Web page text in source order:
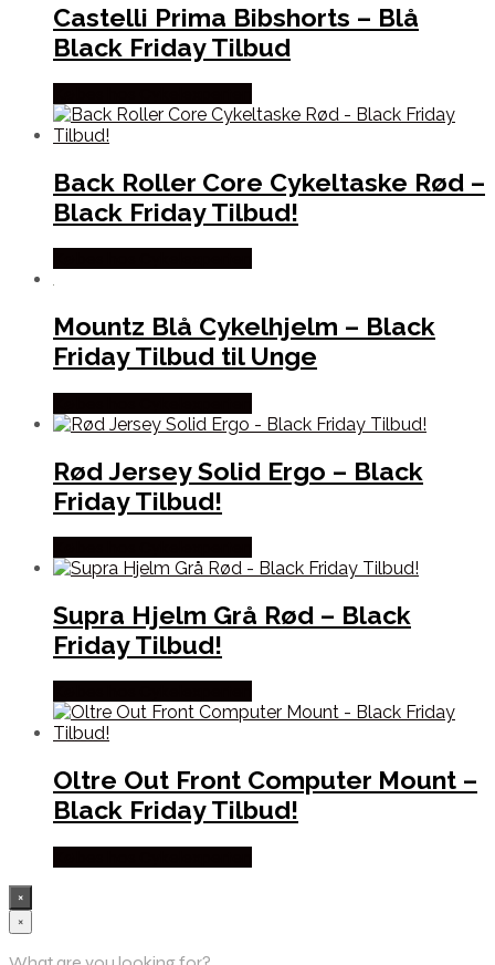
Castelli Prima Bibshorts – Blå
Black Friday Tilbud
Back Roller Core Cykeltaske Rød –
Black Friday Tilbud!
Mountz Blå Cykelhjelm – Black
Friday Tilbud til Unge
Rød Jersey Solid Ergo – Black
Friday Tilbud!
Supra Hjelm Grå Rød – Black
Friday Tilbud!
Oltre Out Front Computer Mount –
Black Friday Tilbud!
×
×